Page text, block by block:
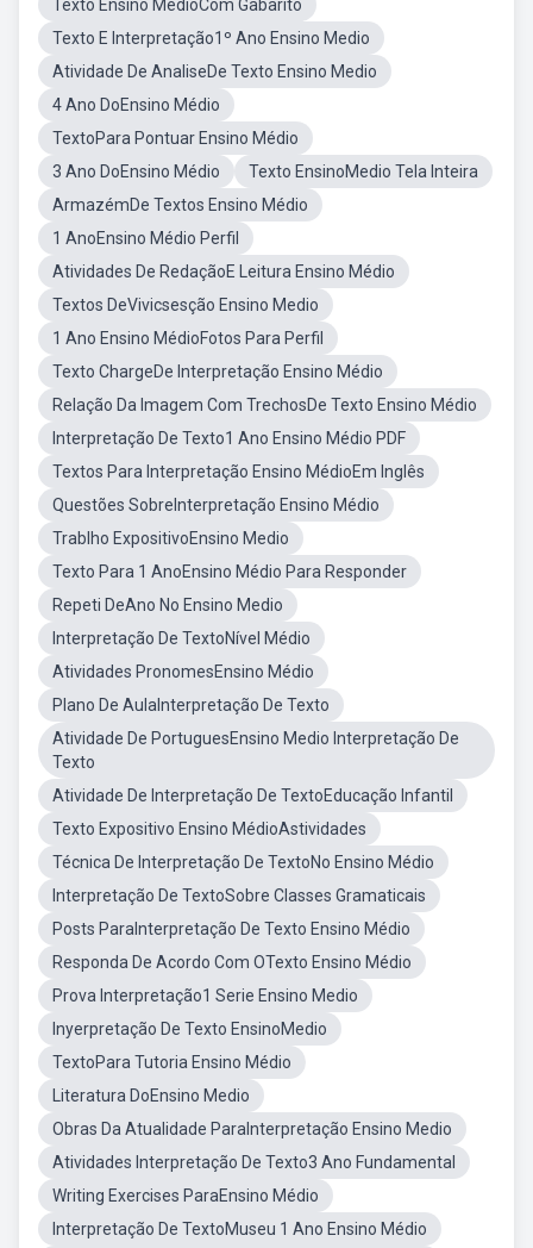
Texto Ensino MédioCom Gabarito
Texto E Interpretação1º Ano Ensino Medio
Atividade De AnaliseDe Texto Ensino Medio
4 Ano DoEnsino Médio
TextoPara Pontuar Ensino Médio
3 Ano DoEnsino Médio
Texto EnsinoMedio Tela Inteira
ArmazémDe Textos Ensino Médio
1 AnoEnsino Médio Perfil
Atividades De RedaçãoE Leitura Ensino Médio
Textos DeVivicsesção Ensino Medio
1 Ano Ensino MédioFotos Para Perfil
Texto ChargeDe Interpretação Ensino Médio
Relação Da Imagem Com TrechosDe Texto Ensino Médio
Interpretação De Texto1 Ano Ensino Médio PDF
Textos Para Interpretação Ensino MédioEm Inglês
Questões SobreInterpretação Ensino Médio
Trablho ExpositivoEnsino Medio
Texto Para 1 AnoEnsino Médio Para Responder
Repeti DeAno No Ensino Medio
Interpretação De TextoNível Médio
Atividades PronomesEnsino Médio
Plano De AulaInterpretação De Texto
Atividade De PortuguesEnsino Medio Interpretação De
Texto
Atividade De Interpretação De TextoEducação Infantil
Texto Expositivo Ensino MédioAstividades
Técnica De Interpretação De TextoNo Ensino Médio
Interpretação De TextoSobre Classes Gramaticais
Posts ParaInterpretação De Texto Ensino Médio
Responda De Acordo Com OTexto Ensino Médio
Prova Interpretação1 Serie Ensino Medio
Inyerpretação De Texto EnsinoMedio
TextoPara Tutoria Ensino Médio
Literatura DoEnsino Medio
Obras Da Atualidade ParaInterpretação Ensino Medio
Atividades Interpretação De Texto3 Ano Fundamental
Writing Exercises ParaEnsino Médio
Interpretação De TextoMuseu 1 Ano Ensino Médio